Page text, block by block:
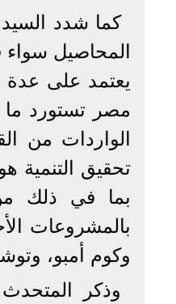
كما شدد
المحاصيل
يعتمد على عدة
الواردات من
تحقيق التنمية
بما في ذلك
بالمشروعات
وكوم أمبو،
وذكر